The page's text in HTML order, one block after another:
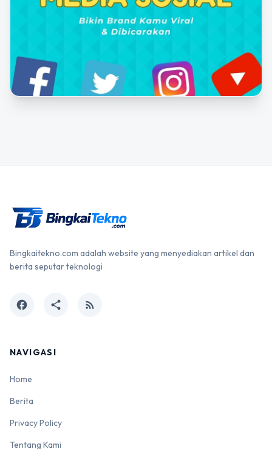
Bingkaitekno.com adalah website yang menyediakan artikel dan
berita seputar teknologi
facebook share rss_feed
NAVIGASI
Home
Berita
Privacy Policy
Tentang Kami